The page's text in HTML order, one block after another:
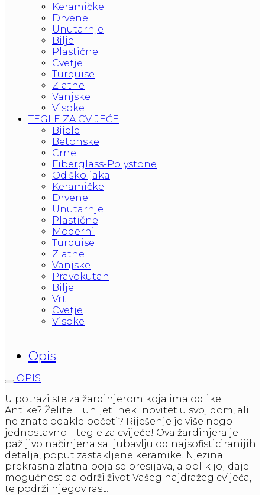
Keramičke
Drvene
Unutarnje
Bilje
Plastične
Cvetje
Turquise
Zlatne
Vanjske
Visoke
TEGLE ZA CVIJEĆE
Bijele
Betonske
Crne
Fiberglass-Polystone
Od školjaka
Keramičke
Drvene
Unutarnje
Plastične
Moderni
Turquise
Zlatne
Vanjske
Pravokutan
Bilje
Vrt
Cvetje
Visoke
Opis
OPIS
U potrazi ste za žardinjerom koja ima odlike
Antike? Želite li unijeti neki novitet u svoj dom, ali
ne znate odakle početi? Riješenje je više nego
jednostavno – tegle za cvijeće! Ova žardinjera je
pažljivo načinjena sa ljubavlju od najsofisticiranijih
detalja, poput zastakljene keramike. Njezina
prekrasna zlatna boja se presijava, a oblik joj daje
mogućnost da održi život Vašeg najdražeg cvijeća,
te podrži njegov rast.